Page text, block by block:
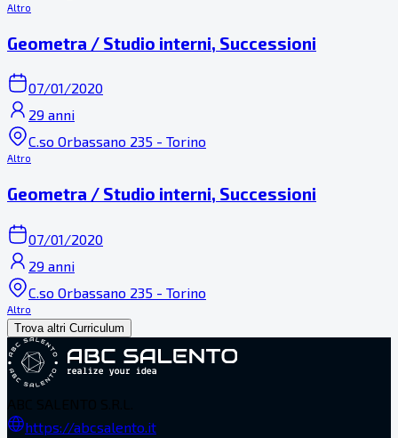
Altro
Geometra / Studio interni, Successioni
07/01/2020
29 anni
C.so Orbassano 235 - Torino
Altro
Geometra / Studio interni, Successioni
07/01/2020
29 anni
C.so Orbassano 235 - Torino
Altro
Trova altri Curriculum
https://abcsalento.it